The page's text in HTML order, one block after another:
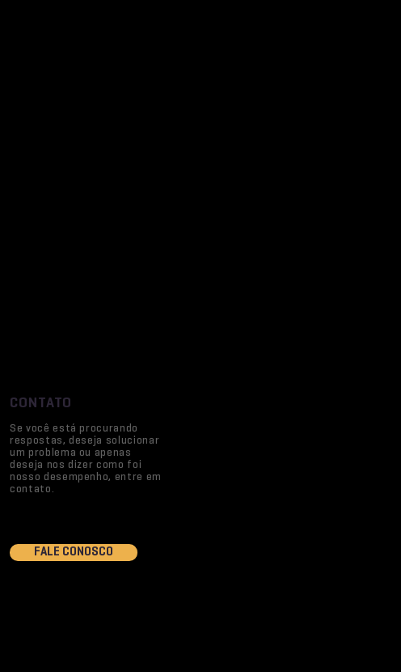
CONTATO
Se você está procurando
respostas, deseja solucionar
um problema ou apenas
deseja nos dizer como foi
nosso desempenho, entre em
contato.
FALE CONOSCO